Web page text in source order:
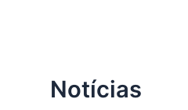
Notícias